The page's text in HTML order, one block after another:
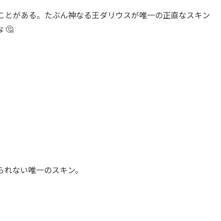
がある。たぶん神なる王ダリウスが唯一の正直なスキン
🤔
ない唯一のスキン。